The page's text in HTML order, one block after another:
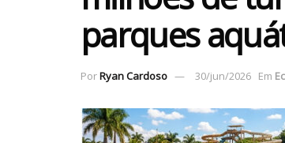
parques
PorRyan Cardoso 30/jun/2026 Em